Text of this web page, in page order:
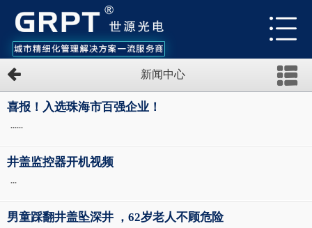
新闻中心
喜报！入选珠海市百强企业！
......
井盖监控器开机视频
...
男童踩翻井盖坠深井 ，62岁老人不顾危险